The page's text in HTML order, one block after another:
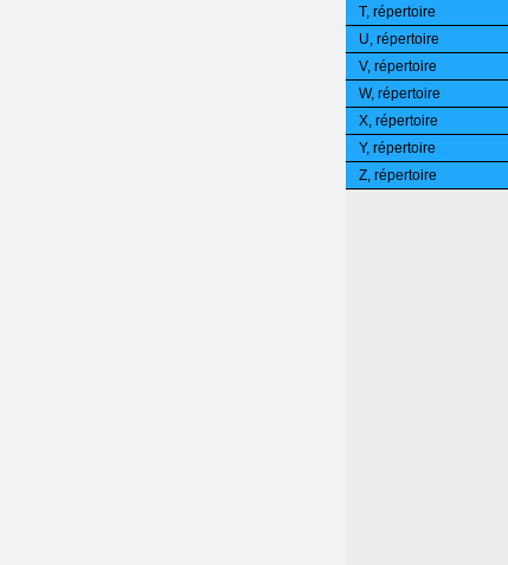
T, répertoire
U, répertoire
V, répertoire
W, répertoire
X, répertoire
Y, répertoire
Z, répertoire